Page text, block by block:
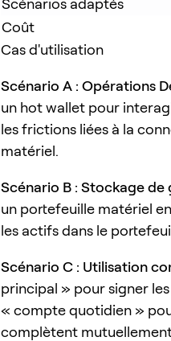
Scénarios adaptés
Coût
Cas d'utilisation
Scénario A : Opérations
un hot wallet pour
les frictions liées à la
matériel.
Scénario B : Stockage de
un portefeuille matériel
les actifs dans le
Scénario C : Utilisation
principal » pour signer
« compte quotidien »
complètent